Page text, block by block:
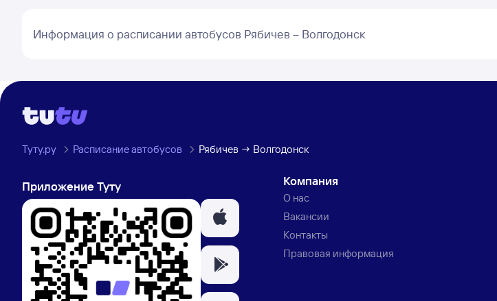
Информация о расписании автобусов Рябичев – Волгодонск
Туту.ру Расписание автобусов Рябичев → Волгодонск
Приложение Туту Компания
О нас
Вакансии
Контакты
Правовая информация